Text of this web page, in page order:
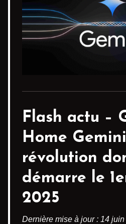
Flash actu –
Home
révolution
démarre le
2025
Dernière mise à jour : 14